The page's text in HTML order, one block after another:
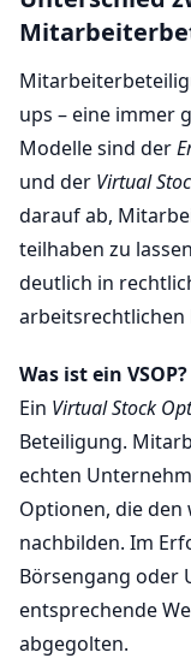
ups – eine immer
Modelle sind der
und der Virtual
darauf ab,
teilhaben zu
deutlich in
arbeitsrechtlichen
Was ist ein VSOP?
Ein Virtual Stock
Beteiligung.
echten
Optionen, die
nachbilden. Im
Börsengang oder
entsprechende
abgegolten.